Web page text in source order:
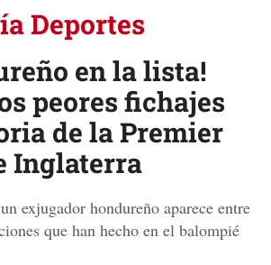
Deportes
en la lista!
peores fichajes
de la Premier
Inglaterra
exjugador hondureño aparece entre
que han hecho en el balompié